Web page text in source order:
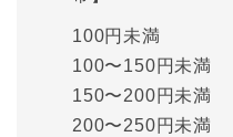
100円未
100〜150円未
150〜200円未
200〜250円未